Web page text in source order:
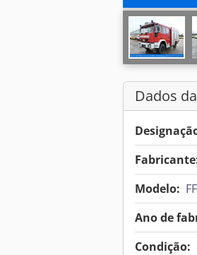
Dados
Modelo:
Ano de
Condição: